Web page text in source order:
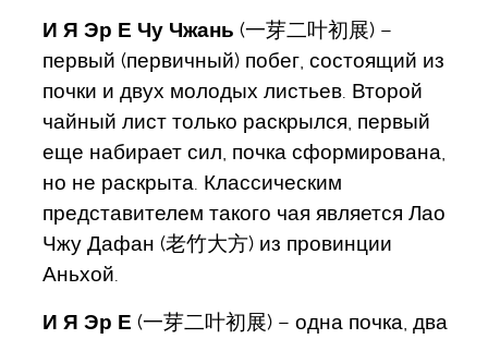
И Я Эр Е Чу Чжань (一芽二叶初展) –
первый (первичный) побег, состоящий из
почки и двух молодых листьев. Второй
чайный лист только раскрылся, первый
еще набирает сил, почка сформирована,
но не раскрыта. Классическим
представителем такого чая является Лао
Чжу Дафан (老竹大方) из провинции
Аньхой.
И Я Эр Е (一芽二叶初展) – одна почка, два